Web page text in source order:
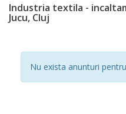
Industria textila -
Jucu, Cluj
Nu exista anunturi